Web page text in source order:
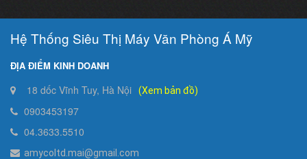
Hệ Thống Siêu Thị Máy Văn Phòng Á Mỹ
ĐỊA ĐIỂM KINH DOANH
18 dốc Vĩnh Tuy, Hà Nội (Xem bản đồ)
0903453197
04.3633.5510
amycoltd.mai@gmail.com